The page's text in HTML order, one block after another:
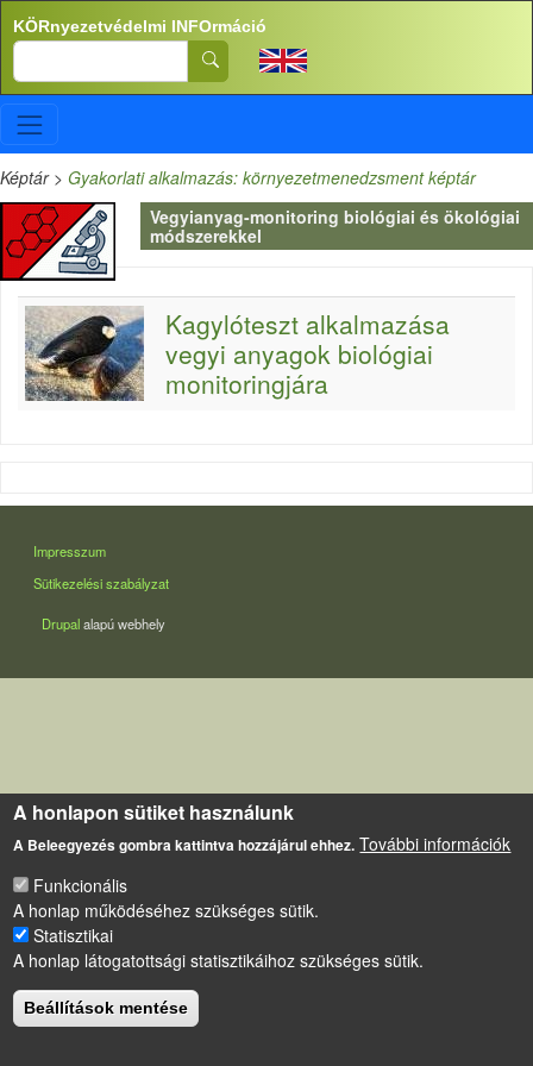
Ugrás a tartalomra
KÖRnyezetvédelmi INFOrmáció
Search
Képtár> Gyakorlati alkalmazás: környezetmenedzsment képtár
Vegyianyag-monitoring biológiai és ökológiai
módszerekkel
Kagylóteszt alkalmazása
vegyi anyagok biológiai
monitoringjára
LÁBLÉC
Impresszum
Sütikezelési szabályzat
Drupalalapú webhely
A honlapon sütiket használunk
A Beleegyezés gombra kattintva hozzájárul ehhez. További információk
Funkcionális
A honlap működéséhez szükséges sütik.
Statisztikai
A honlap látogatottsági statisztikáihoz szükséges sütik.
Beállítások mentése